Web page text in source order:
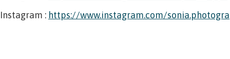
Instagram : https://www.instagram.com/